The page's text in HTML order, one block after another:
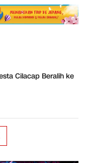
Cilacap Beralih ke